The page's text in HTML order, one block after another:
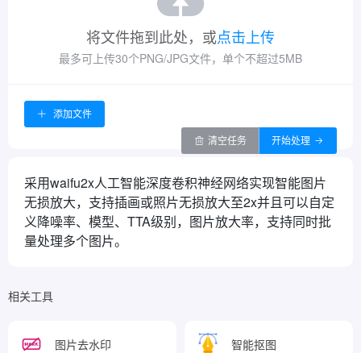
将文件拖到此处，或点击上传
最多可上传30个PNG/JPG文件，单个不超过5MB
添加文件
清空任务
开始处理
采用waifu2x人工智能深度卷积神经网络实现智能图片
无损放大，支持插画或照片无损放大至2x并且可以自定
义降噪率、模型、TTA级别，图片放大率，支持同时批
量处理多个图片。
相关工具
图片去水印 智能抠图